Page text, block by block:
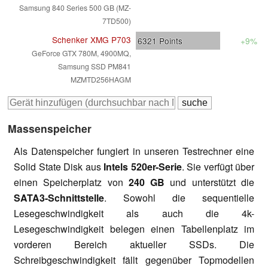
Samsung 840 Series 500 GB (MZ-
7TD500)
Schenker XMG P703
GeForce GTX 780M, 4900MQ,
Samsung SSD PM841
MZMTD256HAGM
6321 Points +9%
Massenspeicher
Als Datenspeicher fungiert in unseren Testrechner eine
Solid State Disk aus Intels 520er-Serie. Sie verfügt über
einen Speicherplatz von 240 GB und unterstützt die
SATA3-Schnittstelle. Sowohl die sequentielle
Lesegeschwindigkeit als auch die 4k-
Lesegeschwindigkeit belegen einen Tabellenplatz im
vorderen Bereich aktueller SSDs. Die
Schreibgeschwindigkeit fällt gegenüber Topmodellen